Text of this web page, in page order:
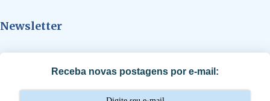
á
s
Newsletter
Receba novas postagens por e-mail: